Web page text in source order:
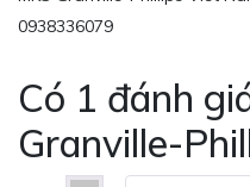
0938336079
Có 1 đánh
Granville-